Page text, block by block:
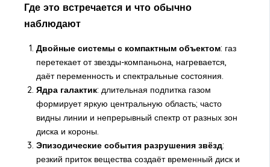
Где это встречается и что обычно
наблюдают
Двойные системы с компактным объектом: газ
перетекает от звезды-компаньона, нагревается,
даёт переменность и спектральные состояния.
Ядра галактик: длительная подпитка газом
формирует яркую центральную область; часто
видны линии и непрерывный спектр от разных зон
диска и короны.
Эпизодические события разрушения звёзд:
резкий приток вещества создаёт временный диск и